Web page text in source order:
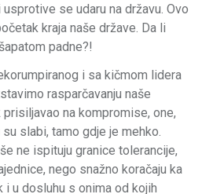
se udaru na državu. Ovo
kraja naše države. Da li
padne?!
i sa kičmom lidera
rasparčavanju naše
na kompromise, one,
slabi, tamo gdje je mehko.
ne ispituju granice tolerancije,
nego snažno koračaju ka
i u dosluhu s onima od kojih